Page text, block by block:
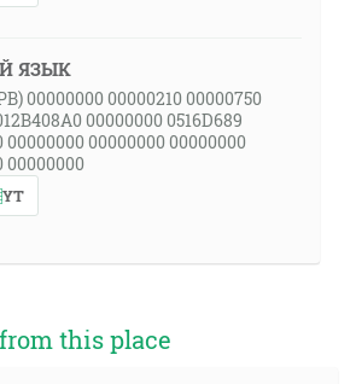
ЯЗЫК
00000000 00000210 00000750
00000000 0516D689
00000000 00000000 00000000
00000000
YT
this place